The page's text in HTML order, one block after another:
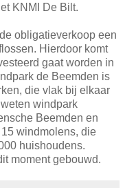
KNMI De Bilt.
obligatieverkoop een
Hierdoor komt
gaat worden in
de Beemden is
die vlak bij elkaar
windpark
Beemden en
windmolens, die
huishoudens.
moment gebouwd.